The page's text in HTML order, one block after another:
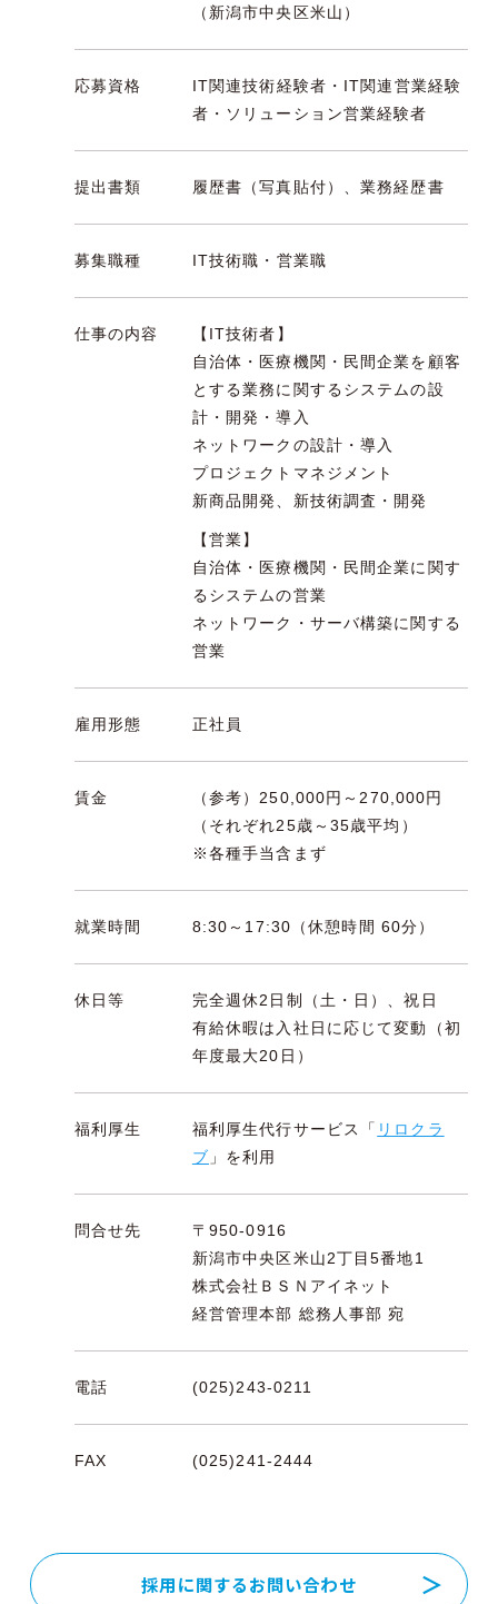
（新潟市中央区米山）
応募資格
IT関連技術経験者・IT関連営業経験
者・ソリューション営業経験者
提出書類 履歴書（写真貼付）、業務経歴書
募集職種 IT技術職・営業職
仕事の内容
【IT技術者】
自治体・医療機関・民間企業を顧客
とする業務に関するシステムの設
計・開発・導入
ネットワークの設計・導入
プロジェクトマネジメント
新商品開発、新技術調査・開発
【営業】
自治体・医療機関・民間企業に関す
るシステムの営業
ネットワーク・サーバ構築に関する
営業
雇用形態 正社員
賃金
（参考）250,000円～270,000円
（それぞれ25歳～35歳平均）
※各種手当含まず
就業時間 8:30～17:30（休憩時間 60分）
休日等
完全週休2日制（土・日）、祝日
有給休暇は入社日に応じて変動（初
年度最大20日）
福利厚生 福利厚生代行サービス「 リロクラ
ブ 」を利用
問合せ先
〒950-0916
新潟市中央区米山2丁目5番地1
株式会社ＢＳＮアイネット
経営管理本部 総務人事部 宛
電話 (025)243-0211
FAX (025)241-2444
採用に関するお問い合わせ